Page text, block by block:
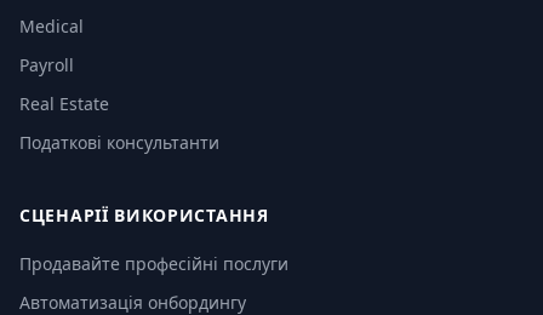
Medical
Payroll
Real Estate
Податкові консультанти
СЦЕНАРІЇ ВИКОРИСТАННЯ
Продавайте професійні послуги
Автоматизація онбордингу